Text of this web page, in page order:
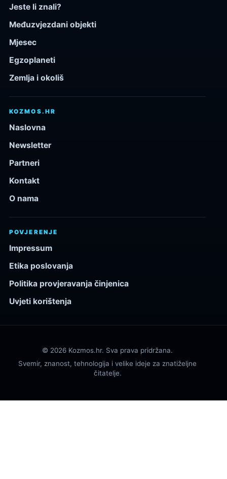
Jeste li znali?
Međuzvjezdani objekti
Mjesec
Egzoplaneti
Zemlja i okoliš
KOZMOS.HR
Naslovna
Newsletter
Partneri
Kontakt
O nama
POVJERENJE
Impressum
Etika poslovanja
Politika provjeravanja činjenica
Uvjeti korištenja
© 2026 Kozmos.hr. Sva prava pridržana.
Svemir, znanost, tehnologija i velike ideje za znatiželjne
čitatelje.